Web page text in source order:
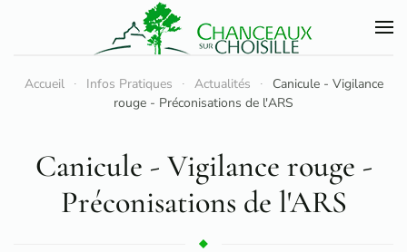
Accéder au contenu principal
Accueil Infos Pratiques Actualités
Canicule - Vigilance
rouge - Préconisations de l'ARS
Canicule - Vigilance rouge -
Préconisations de l'ARS